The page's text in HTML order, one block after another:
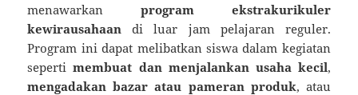
menawarkan program ekstrakurikuler
kewirausahaan di luar jam pelajaran reguler.
Program ini dapat melibatkan siswa dalam kegiatan
sepertimembuat dan menjalankan usaha kecil,
mengadakan bazar atau pameran produk, atau